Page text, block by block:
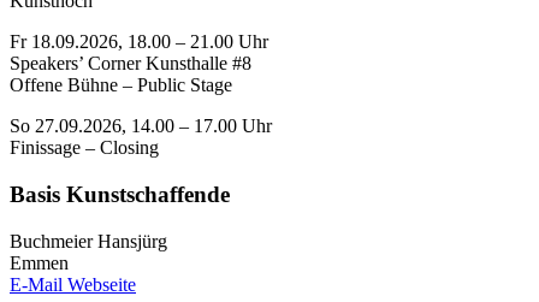
Fr 18.09.2026, 18.00 – 21.00 Uhr
Speakers’ Corner Kunsthalle #8
Offene Bühne – Public Stage
So 27.09.2026, 14.00 – 17.00 Uhr
Finissage – Closing
Basis Kunstschaffende
Buchmeier Hansjürg
Emmen
E-Mail Webseite